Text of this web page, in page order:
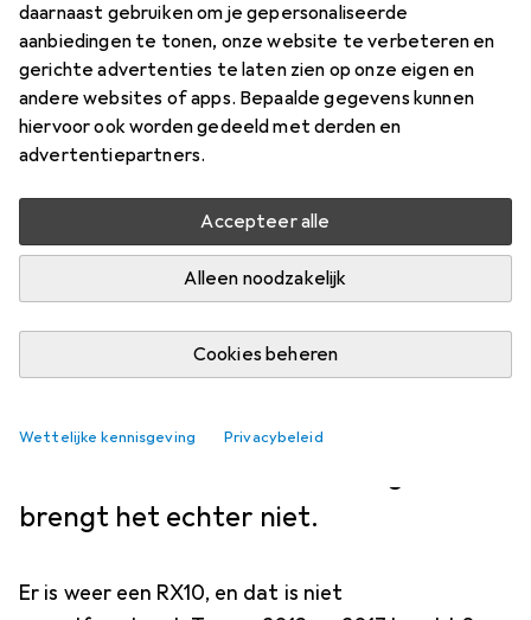
daarnaast gebruiken om je gepersonaliseerde
aanbiedingen te tonen, onze website te verbeteren en
gerichte advertenties te laten zien op onze eigen en
andere websites of apps. Bepaalde gegevens kunnen
hiervoor ook worden gedeeld met derden en
advertentiepartners.
Accepteer alle
Alleen noodzakelijk
Cookies beheren
Wettelijke kennisgeving Privacybeleid
NIEUWS EN TRENDS
Sony RX10 V - de
wederopstanding van de
bridgecamera
9/7/2026
machinaal vertaald
Sony haalt de RX10 uit de
mottenballen en heeft daarmee weer
een bridgecamera in het assortiment.
brengt het echter niet.
Er is weer een RX10, en dat is niet